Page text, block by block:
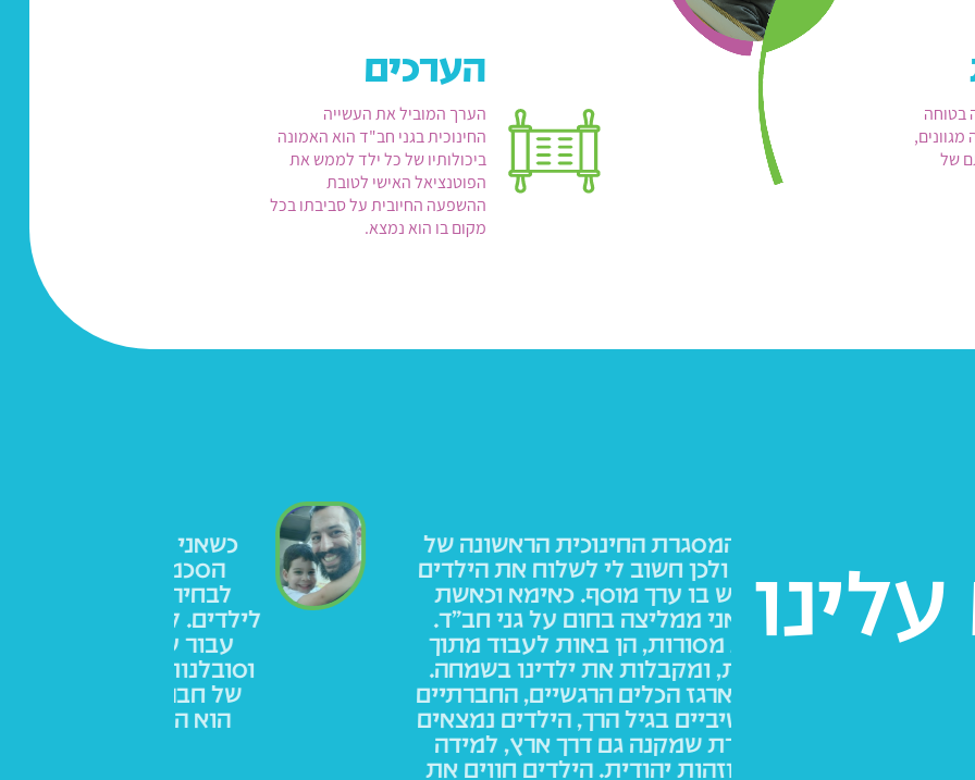
בטוחה
של
הערכים
הערך המוביל את העשייה
החינוכית בגני חב"ד הוא האמונה
ביכולותיו של כל ילד לממש את
הפוטנציאל האישי לטובת
ההשפעה החיובית על סביבתו בכל
מקום בו הוא נמצא.
לי לשלוח את הילדים
כאימא וכאשת
בחום על גני חב"ד.
באות לעבוד מתוך
כשאני ואשתי התחלנו לחפש גן לילד-
הסכמנו על דבר אחד שיוביל אותנו
לבחירה הנכונה: הערכים שהגן מקנה
לילדים. לא היה לנו ספק שהבחירה הנכונה
עבור עידו היא גן חב"ד. יש בגן הבנה
וסובלנות לכל ילד, טיפוח החוזקות, גישה
של חברות ובכלל- חינוך ערכי. גן חב"ד
הוא הבחירה הטובה ביותר בשבילנו.